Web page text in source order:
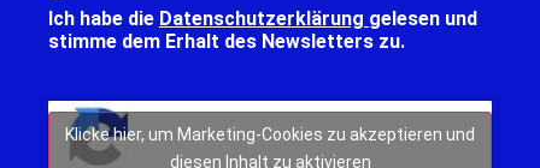
Ich habe die Datenschutzerklärung gelesen und
stimme dem Erhalt des Newsletters zu.
Klicke hier, um Marketing-Cookies zu akzeptieren und
diesen Inhalt zu aktivieren